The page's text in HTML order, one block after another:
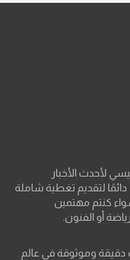
لأحدث الأخبار
لتقديم تغطية شاملة
كنتم مهتمين
أو الفنون.
وموثوقة في عالم